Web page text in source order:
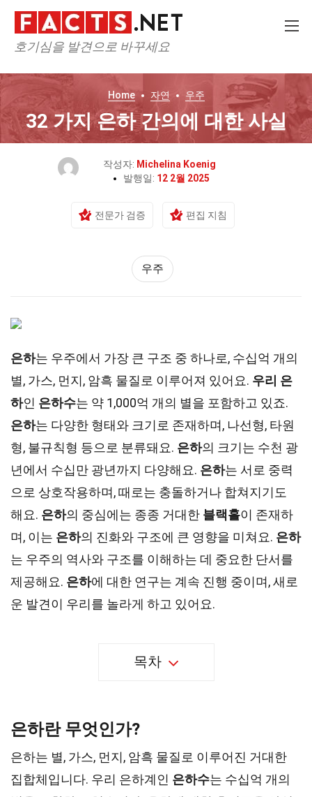
호기심을 발견으로 바꾸세요
Home 자연 우주
32 가지 은하 간의에 대한 사실
작성자: Michelina Koenig
발행일: 12 2월 2025
전문가 검증 편집 지침
우주
은하는 우주에서 가장 큰 구조 중 하나로, 수십억 개의
별, 가스, 먼지, 암흑 물질로 이루어져 있어요. 우리 은
하인 은하수는 약 1,000억 개의 별을 포함하고 있죠.
은하는 다양한 형태와 크기로 존재하며, 나선형, 타원
형, 불규칙형 등으로 분류돼요. 은하의 크기는 수천 광
년에서 수십만 광년까지 다양해요. 은하는 서로 중력
으로 상호작용하며, 때로는 충돌하거나 합쳐지기도
해요. 은하의 중심에는 종종 거대한 블랙홀이 존재하
며, 이는 은하의 진화와 구조에 큰 영향을 미쳐요. 은하
는 우주의 역사와 구조를 이해하는 데 중요한 단서를
제공해요. 은하에 대한 연구는 계속 진행 중이며, 새로
운 발견이 우리를 놀라게 하고 있어요.
목차
은하란 무엇인가?
은하는 별, 가스, 먼지, 암흑 물질로 이루어진 거대한
집합체입니다. 우리 은하계인 은하수는 수십억 개의